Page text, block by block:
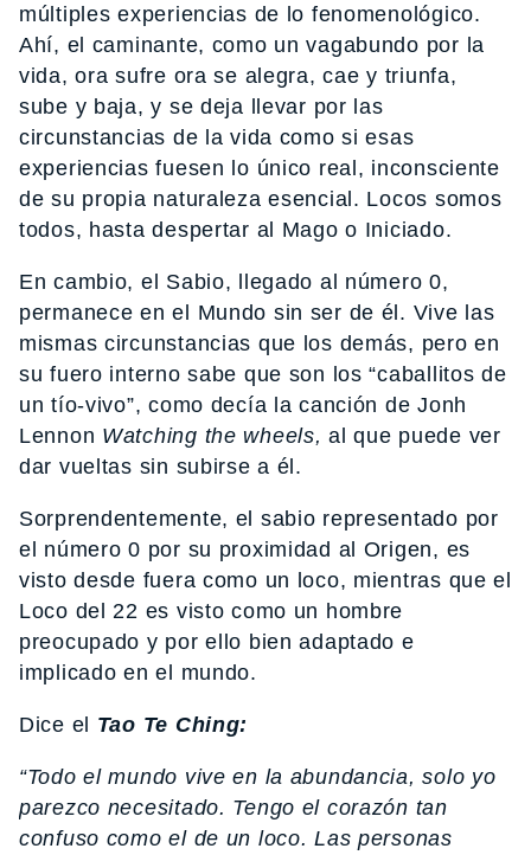
múltiples experiencias de lo fenomenológico.
Ahí, el caminante, como un vagabundo por la
vida, ora sufre ora se alegra, cae y triunfa,
sube y baja, y se deja llevar por las
circunstancias de la vida como si esas
experiencias fuesen lo único real, inconsciente
de su propia naturaleza esencial. Locos somos
todos, hasta despertar al Mago o Iniciado.
En cambio, el Sabio, llegado al número 0,
permanece en el Mundo sin ser de él. Vive las
mismas circunstancias que los demás, pero en
su fuero interno sabe que son los “caballitos de
un tío-vivo”, como decía la canción de Jonh
Lennon Watching the wheels, al que puede ver
dar vueltas sin subirse a él.
Sorprendentemente, el sabio representado por
el número 0 por su proximidad al Origen, es
visto desde fuera como un loco, mientras que el
Loco del 22 es visto como un hombre
preocupado y por ello bien adaptado e
implicado en el mundo.
Dice el Tao Te Ching:
“Todo el mundo vive en la abundancia, solo yo
parezco necesitado. Tengo el corazón tan
confuso como el de un loco. Las personas